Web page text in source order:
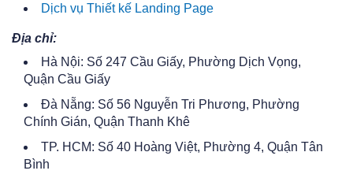
Dịch vụ Thiết kế Landing Page
Địa chỉ:
Hà Nội: Số 247 Cầu Giấy, Phường Dịch Vọng,
Quận Cầu Giấy
Đà Nẵng: Số 56 Nguyễn Tri Phương, Phường
Chính Gián, Quận Thanh Khê
TP. HCM: Số 40 Hoàng Việt, Phường 4, Quận Tân
Bình